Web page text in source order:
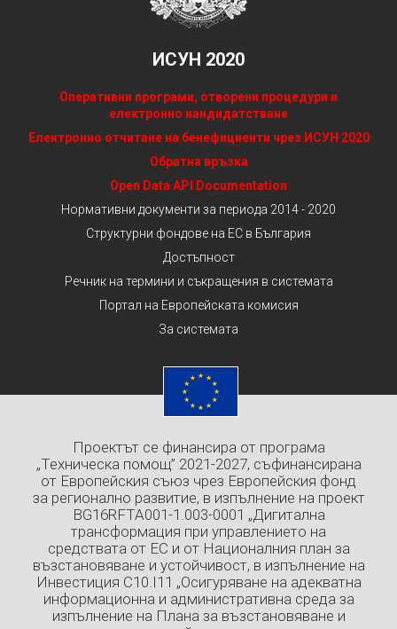
ИСУН 2020
Оперативни програми, отворени процедури и
електронно кандидатстване
Електронно отчитане на бенефициенти чрез ИСУН 2020
Обратна връзка
Open Data API Documentation
Нормативни документи за периода 2014 - 2020
Структурни фондове на ЕС в България
Достъпност
Речник на термини и съкращения в системата
Портал на Европейската комисия
За системата
Проектът се финансира от програма
„Техническа помощ” 2021-2027, съфинансирана
от Европейския съюз чрез Европейския фонд
за регионално развитие, в изпълнение на проект
BG16RFTA001-1.003-0001 „Дигитална
трансформация при управлението на
средствата от ЕС и от Националния план за
възстановяване и устойчивост, в изпълнение на
Инвестиция C10.I11 „Осигуряване на адекватна
информационна и административна среда за
изпълнение на Плана за възстановяване и